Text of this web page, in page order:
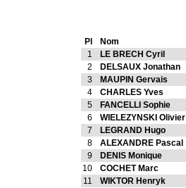
Pl Nom
1
LE BRECH Cyril
2
DELSAUX Jonathan
3
MAUPIN Gervais
4
CHARLES Yves
5
FANCELLI Sophie
6
WIELEZYNSKI Olivier
7
LEGRAND Hugo
8
ALEXANDRE Pascal
9
DENIS Monique
10
COCHET Marc
11
WIKTOR Henryk